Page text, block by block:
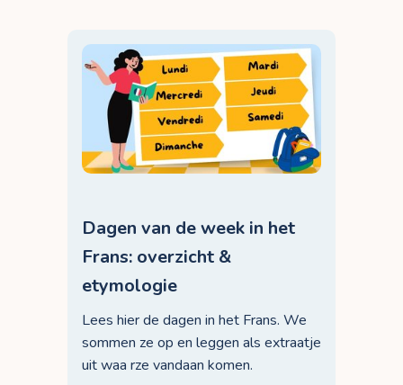
Dagen van de week in het
Frans: overzicht &
etymologie
Lees hier de dagen in het Frans. We
sommen ze op en leggen als extraatje
uit waa rze vandaan komen.